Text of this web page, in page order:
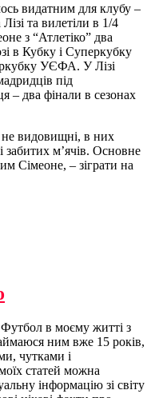
видатним для клубу –
та вилетіли в 1/4
з “Атлетіко” два
в Кубку і Суперкубку
УЄФА. У Лізі
під
– два фінали в сезонах
не видовищні, в них
забитих м’ячів. Основне
Сімеоне, – зіграти на
в моєму житті з
ним вже 15 років,
чутками і
статей можна
інформацію зі світу